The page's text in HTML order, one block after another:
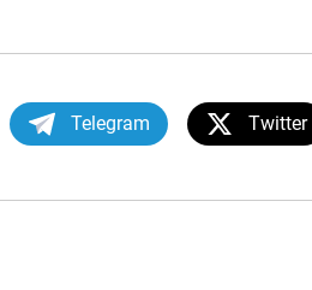
Telegram Twitter